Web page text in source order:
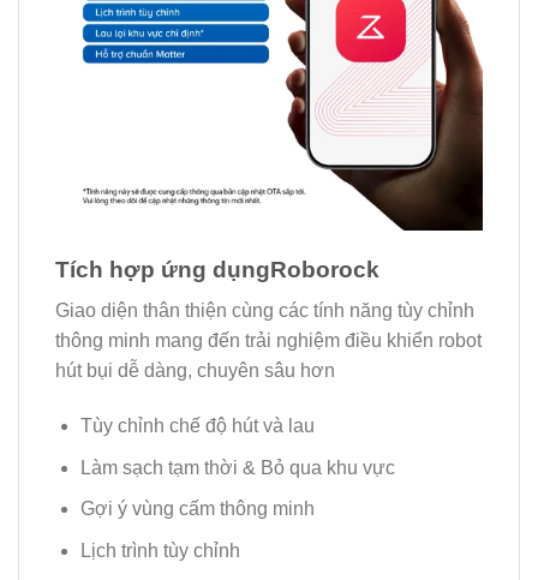
Tích hợp ứng dụngRoborock
Giao diện thân thiện cùng các tính năng tùy chỉnh
thông minh mang đến trải nghiệm điều khiển robot
hút bụi dễ dàng, chuyên sâu hơn
Tùy chỉnh chế độ hút và lau
Làm sạch tạm thời & Bỏ qua khu vực
Gợi ý vùng cấm thông minh
Lịch trình tùy chỉnh